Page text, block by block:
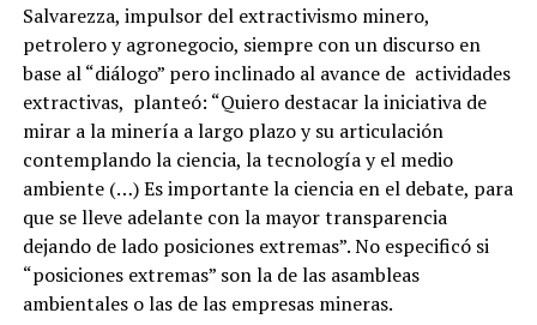
Salvarezza, impulsor del extractivismo minero,
petrolero y agronegocio, siempre con un discurso en
base al “diálogo” pero inclinado al avance de actividades
extractivas, planteó: “Quiero destacar la iniciativa de
mirar a la minería a largo plazo y su articulación
contemplando la ciencia, la tecnología y el medio
ambiente (…) Es importante la ciencia en el debate, para
que se lleve adelante con la mayor transparencia
dejando de lado posiciones extremas”. No especificó si
“posiciones extremas” son la de las asambleas
ambientales o las de las empresas mineras.